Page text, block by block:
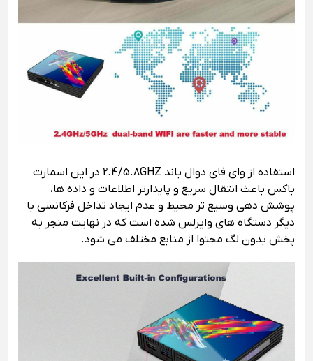
استفاده از وای فای دوال باند 2.4/5.8GHZ در این اسمارت
باکس باعث انتقال سریع و پایدارتر اطلاعات و داده ها،
پوشش دهی وسیع تر محیط و عدم ایجاد تداخل فرکانسی با
دیگر دستگاه های وایرلس شده است که در نهایت منجر به
پخش بدون لگ محتوا از منابع مختلف می شود.